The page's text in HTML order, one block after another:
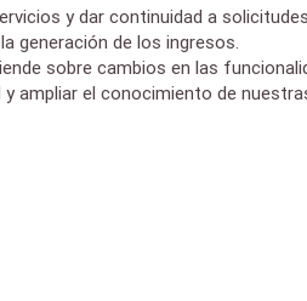
y dar continuidad a
de los ingresos.
sobre cambios en las
ampliar el conocimiento de